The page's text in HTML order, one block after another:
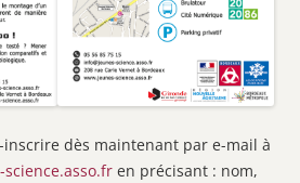
inscrire dès maintenant par e-mail à
en précisant : nom,